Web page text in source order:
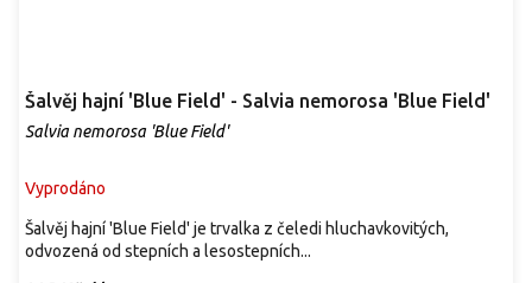
Šalvěj hajní 'Blue Field' - Salvia nemorosa 'Blue Field'
Salvia nemorosa 'Blue Field'
Vyprodáno
Šalvěj hajní 'Blue Field' je trvalka z čeledi hluchavkovitých,
odvozená od stepních a lesostepních...